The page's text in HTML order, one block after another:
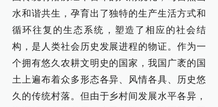
水和谐共生，孕育出了独特的生产生活方式和
循环往复的生态系统，塑造了相应的社会结
构，是人类社会历史发展进程的物证。作为一
个拥有悠久农耕文明史的国家，我国广袤的国
土上遍布着众多形态各异、风情各具、历史悠
久的传统村落。但由于乡村间发展水平各异，